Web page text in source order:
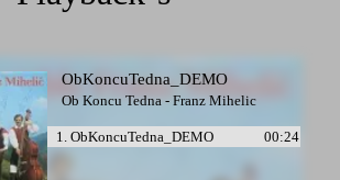
ObKoncuTedna_DEMO
Ob Koncu Tedna - Franz Mihelic
1. ObKoncuTedna_DEMO
00:24